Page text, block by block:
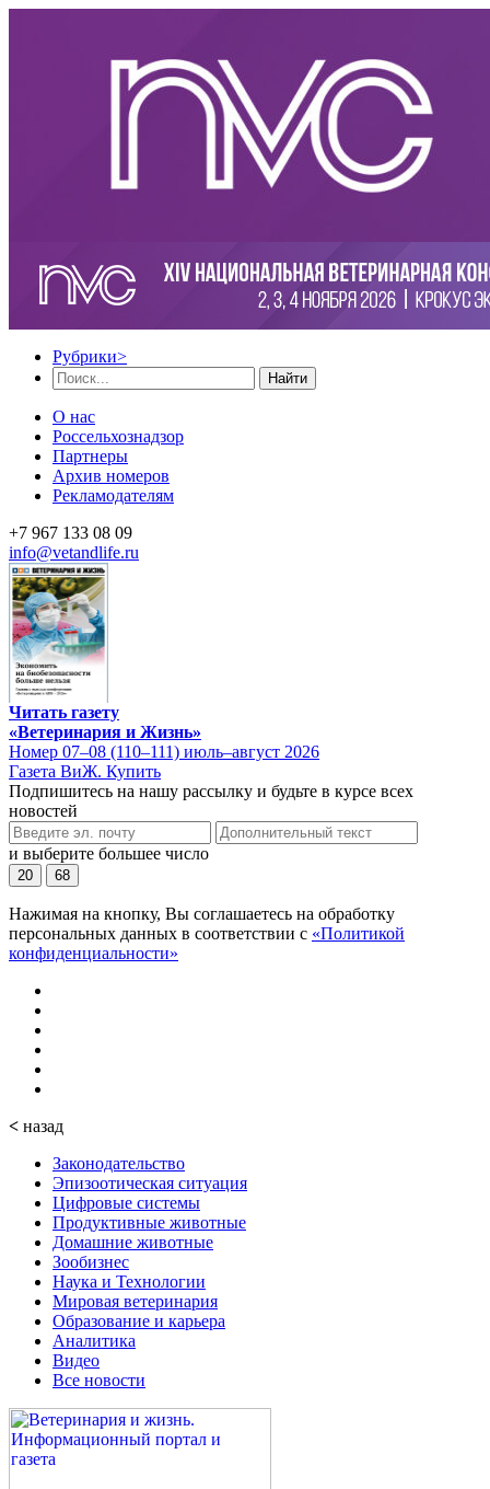
Рубрики>
Найти
О нас
Россельхознадзор
Партнеры
Архив номеров
Рекламодателям
+7 967 133 08 09
info@vetandlife.ru
Читать газету
«Ветеринария и Жизнь»
Номер 07–08 (110–111) июль–август 2026
Газета ВиЖ. Купить
Подпишитесь на нашу рассылку и будьте в курсе всех
новостей
и выберите большее число
20 68
Нажимая на кнопку, Вы соглашаетесь на обработку
персональных данных в соответствии с «Политикой
конфиденциальности»
< назад
Законодательство
Эпизоотическая ситуация
Цифровые системы
Продуктивные животные
Домашние животные
Зообизнес
Наука и Технологии
Мировая ветеринария
Образование и карьера
Аналитика
Видео
Все новости